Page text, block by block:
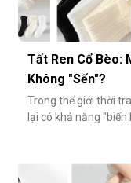
Tất Ren Cổ Bèo:
Không "Sến"?
Trong thế giới thời
lại có khả năng
mác "sến súa" nếu